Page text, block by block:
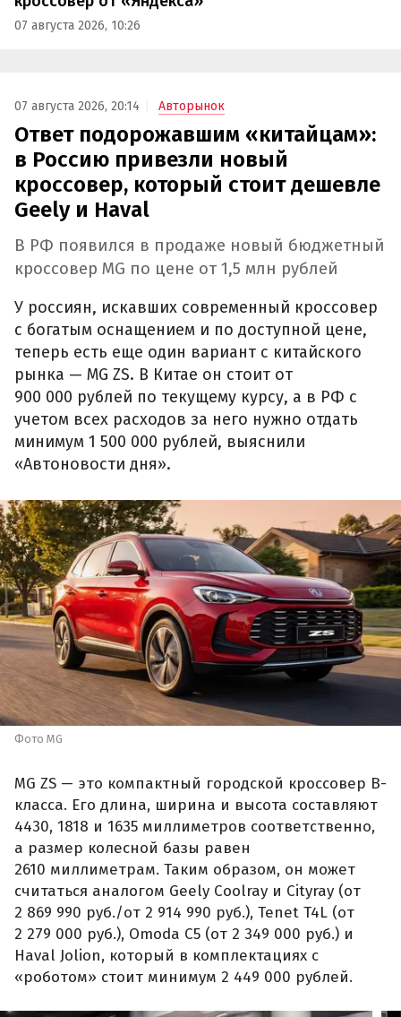
07 августа 2026, 10:26
07 августа 2026, 20:14 Авторынок
Ответ подорожавшим «китайцам»:
в Россию привезли новый
кроссовер, который стоит дешевле
Geely и Haval
В РФ появился в продаже новый бюджетный
кроссовер MG по цене от 1,5 млн рублей
У россиян, искавших современный кроссовер
с богатым оснащением и по доступной цене,
теперь есть еще один вариант с китайского
рынка — MG ZS. В Китае он стоит от
900 000 рублей по текущему курсу, а в РФ с
учетом всех расходов за него нужно отдать
минимум 1 500 000 рублей, выяснили
«Автоновости дня».
Фото MG
MG ZS — это компактный городской кроссовер B-
класса. Его длина, ширина и высота составляют
4430, 1818 и 1635 миллиметров соответственно,
а размер колесной базы равен
2610 миллиметрам. Таким образом, он может
считаться аналогом Geely Coolray и Cityray (от
2 869 990 руб./от 2 914 990 руб.), Tenet T4L (от
2 279 000 руб.), Omoda C5 (от 2 349 000 руб.) и
Haval Jolion, который в комплектациях с
«роботом» стоит минимум 2 449 000 рублей.